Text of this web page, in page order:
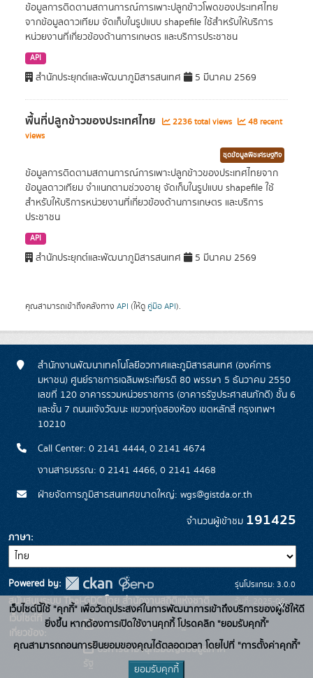
ข้อมูลการติดตามสถานการณ์การเพาะปลูกข้าวโพดของประเทศไทย
จากข้อมูลดาวเทียม จัดเก็บในรูปแบบ shapefile ใช้สำหรับให้บริการ
หน่วยงานที่เกี่ยวข้องด้านการเกษตร และบริการประชาชน
API
สำนักประยุกต์และพัฒนาภูมิสารสนเทศ 5 มีนาคม 2569
พื้นที่ปลูกข้าวของประเทศไทย 2236 total views
48 recent
views
ชุดข้อมูลพืชเศรษฐกิจ
ข้อมูลการติดตามสถานการณ์การเพาะปลูกข้าวของประเทศไทยจาก
ข้อมูลดาวเทียม จำแนกตามช่วงอายุ จัดเก็บในรูปแบบ shapefile ใช้
สำหรับให้บริการหน่วยงานที่เกี่ยวข้องด้านการเกษตร และบริการ
ประชาชน
API
สำนักประยุกต์และพัฒนาภูมิสารสนเทศ 5 มีนาคม 2569
คุณสามารถเข้าถึงคลังทาง API (ให้ดู คู่มือ API).
สำนักงานพัฒนาเทคโนโลยีอวกาศและภูมิสารสนเทศ (องค์การ
มหาชน) ศูนย์ราชการเฉลิมพระเกียรติ 80 พรรษา 5 ธันวาคม 2550
เลขที่ 120 อาคารรวมหน่วยราชการ (อาคารรัฐประศาสนภักดี) ชั้น 6
และชั้น 7 ถนนแจ้งวัฒนะ แขวงทุ่งสองห้อง เขตหลักสี่ กรุงเทพฯ
10210
Call Center: 0 2141 4444, 0 2141 4674
งานสารบรรณ: 0 2141 4466, 0 2141 4468
ฝ่ายจัดการภูมิสารสนเทศขนาดใหญ่: wgs@gistda.or.th
จำนวนผู้เข้าชม 191425
ภาษา
Powered by:
สนับสนุนระบบ Thai-GDC โดย สำนักงานสถิติแห่งชาติ
เว็บไซต์ที่
เกี่ยวข้อง:
ระบบบัญชีข้อมูลภาครัฐ
บริการนามานุกรมบัญชีข้อมูลภาค
รุ่นโปรแกรม: 3.0.0
วันที่: 2025-06-
26
เว็บไซต์นี้ใช้ "คุกกี้" เพื่อวัตถุประสงค์ในการพัฒนาการเข้าถึงบริการของผู้ใช้ให้ดี
ยิ่งขึ้น หากต้องการเปิดใช้งานคุกกี้ โปรดคลิก "ยอมรับคุกกี้"
คุณสามารถถอนการยินยอมของคุณได้ตลอดเวลา โดยไปที่ "การตั้งค่าคุกกี้"
ยอมรับคุกกี้
x